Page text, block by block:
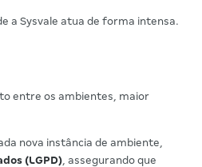
a Sysvale atua de forma intensa.
entre os ambientes, maior
nova instância de ambiente,
(LGPD) , assegurando que